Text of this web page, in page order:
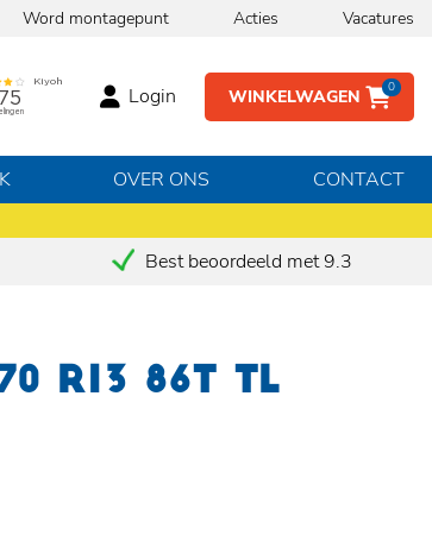
Word montagepunt Acties Vacatures
WINKELWAGEN 0
Login
OVER ONS CONTACT
Best beoordeeld met 9.3
R13 86T TL